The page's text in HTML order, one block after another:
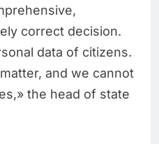
correct decision.
data of citizens.
and we cannot
the head of state